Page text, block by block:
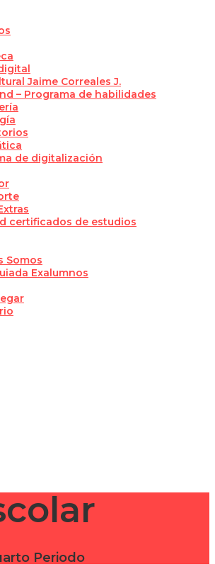
Jaime Correales J.
– Programa de habilidades
de digitalización
certificados de estudios
Somos
Exalumnos
Periodo